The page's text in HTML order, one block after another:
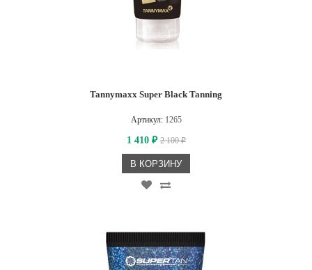
Tannymaxx Super Black Tanning
Артикул: 1265
1 410 ₽ 2 100₽
В КОРЗИНУ